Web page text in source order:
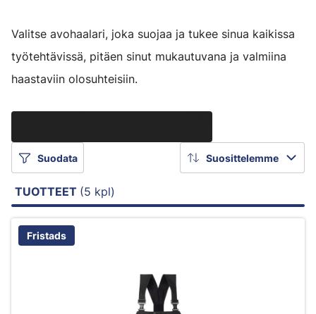
Valitse avohaalari, joka suojaa ja tukee sinua kaikissa
työtehtävissä, pitäen sinut mukautuvana ja valmiina
haastaviin olosuhteisiin.
Suodata Suosittelemme
TUOTTEET (5 kpl)
Fristads